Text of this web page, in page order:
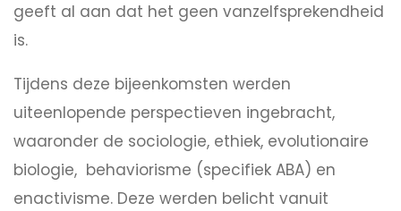
geeft al aan dat het geen vanzelfsprekendheid
is.
Tijdens deze bijeenkomsten werden
uiteenlopende perspectieven ingebracht,
waaronder de sociologie, ethiek, evolutionaire
biologie, behaviorisme (specifiek ABA) en
enactivisme. Deze werden belicht vanuit